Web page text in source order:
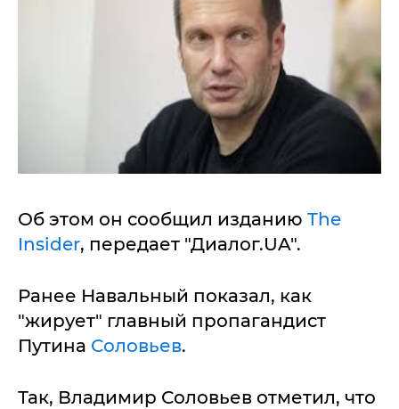
Об этом он сообщил изданию The
Insider, передает "Диалог.UA".
Ранее Навальный показал, как
"жирует" главный пропагандист
Путина Соловьев.
Так, Владимир Соловьев отметил, что